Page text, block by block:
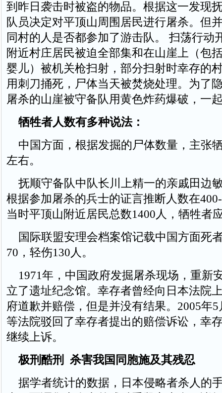
到昨日袭击时被盗的物品。根据这一发现
队员决定对平顶山周围居民进行屠杀。但
同村的人是否都参加了游击队。 扫荡行动
附近村庄居民被迫全部集和在山崖上（包
婴儿）被机关枪扫射，部分扫射时幸存的
用刺刀捅死，尸体当天被焚烧处理。为了
屠杀的山崖被守备队用黄色炸药爆破，一
牺牲者人数有多种说法：
中国方面，根据发掘的尸体数量，主张
左右。
抚顺守备队中队长川上精一的亲戚田边
根据参加屠杀的兵士的证言推断人数在
当时平顶山附近居民总数1400人，牺牲者
国际联盟安理会档案馆记载中国方面死
70，轻伤130人。
1971年，中国政府发掘屠杀现场，重新
立了遗址纪念馆。幸存者曾经向日本法院
府道歉并赔偿，但是并没有结果。2005年
等法院驳回了幸存者提出的赔偿诉讼，幸
继续上诉。
极刑酷刑 杀害我国同胞施及其残忍
据学者统计的数据，日本侵略者杀人的